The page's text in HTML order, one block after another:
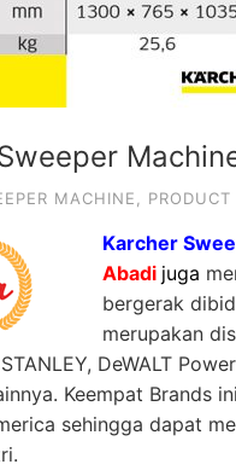
MACHINE PRODUCT
Karcher
Abadi juga
bergerak
merupakan
DeWALT
Keempat Brands
sehingga dapat